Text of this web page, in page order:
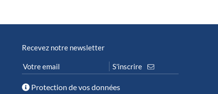
Recevez notre newsletter
Protection de vos données